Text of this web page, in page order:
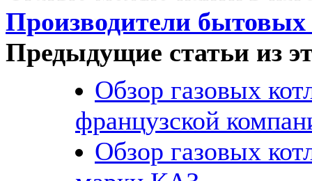
Производители бытовых
Предыдущие статьи из
Обзор газовых
французской
Обзор газовых